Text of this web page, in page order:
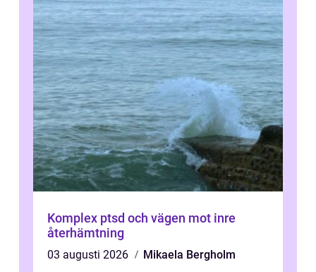
Komplex ptsd och vägen mot inre
återhämtning
03 augusti 2026
Mikaela Bergholm